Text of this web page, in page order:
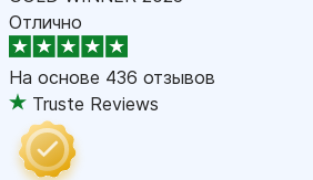
Отлично
На основе 436 отзывов
Truste Reviews